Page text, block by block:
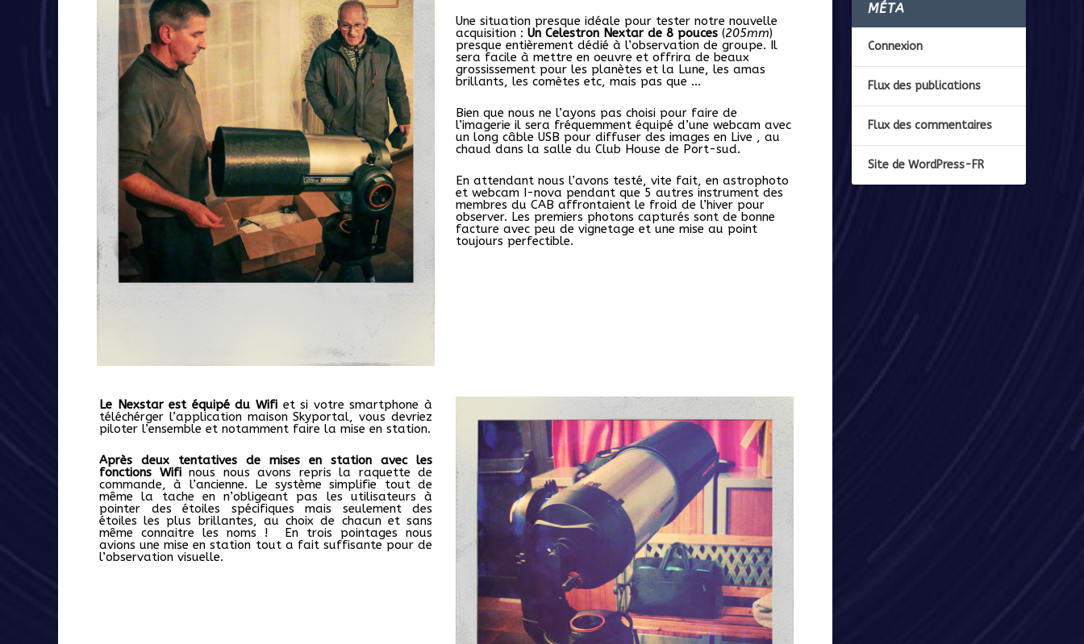
Une situation presque idéale pour tester notre nouvelle
acquisition : Un Celestron Nextar de 8 pouces(205mm)
presque entièrement dédié à l’observation de groupe. Il
sera facile à mettre en oeuvre et offrira de beaux
grossissement pour les planètes et la Lune, les amas
brillants, les comètes etc, mais pas que …
Bien que nous ne l’ayons pas choisi pour faire de
l’imagerie il sera fréquemment équipé d’une webcam avec
un long câble USB pour diffuser des images en Live , au
chaud dans la salle du Club House de Port-sud.
En attendant nous l’avons testé, vite fait, en astrophoto
et webcam I-nova pendant que 5 autres instrument des
membres du CAB affrontaient le froid de l’hiver pour
observer. Les premiers photons capturés sont de bonne
facture avec peu de vignetage et une mise au point
toujours perfectible.
Le Nexstar est équipé du Wifi et si votre smartphone à
téléchérger l’application maison Skyportal, vous devriez
piloter l’ensemble et notamment faire la mise en station.
Après deux tentatives de mises en station avec les
fonctions Wifinous nous avons repris la raquette de
commande, à l’ancienne. Le système simplifie tout de
même la tache en n’obligeant pas les utilisateurs à
pointer des étoiles spécifiques mais seulement des
étoiles les plus brillantes, au choix de chacun et sans
même connaitre les noms ! En trois pointages nous
avions une mise en station tout a fait suffisante pour de
l’observation visuelle.
MÉTA
Connexion
Flux des publications
Flux des commentaires
Site de WordPress-FR